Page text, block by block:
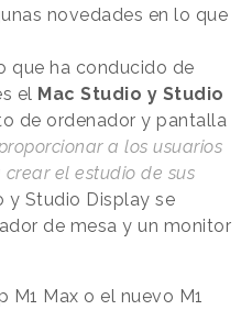
novedades en lo que
que ha conducido de
el Mac Studio y Studio
de ordenador y pantalla
a los usuarios
el estudio de sus
y Studio Display se
de mesa y un monitor
M1 Max o el nuevo M1